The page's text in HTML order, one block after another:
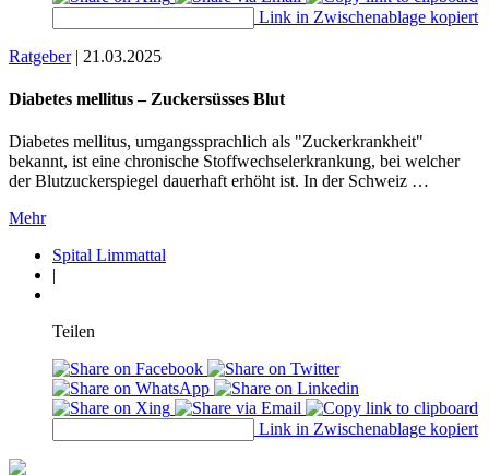
Link in Zwischenablage kopiert
Ratgeber | 21.03.2025
Diabetes mellitus – Zuckersüsses Blut
Diabetes mellitus, umgangssprachlich als "Zuckerkrankheit"
bekannt, ist eine chronische Stoffwechselerkrankung, bei welcher
der Blutzuckerspiegel dauerhaft erhöht ist. In der Schweiz …
Mehr
Spital Limmattal
|
Teilen
Link in Zwischenablage kopiert